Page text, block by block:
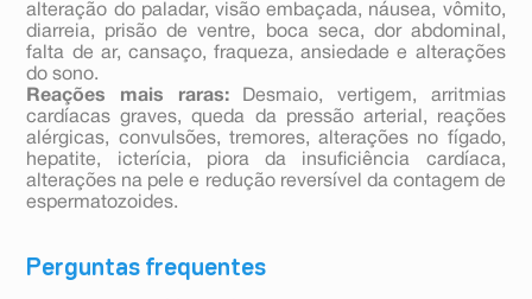
alteração do paladar, visão embaçada, náusea, vômito,
diarreia, prisão de ventre, boca seca, dor abdominal,
falta de ar, cansaço, fraqueza, ansiedade e alterações
do sono.
Reações mais raras:Desmaio, vertigem, arritmias
cardíacas graves, queda da pressão arterial, reações
alérgicas, convulsões, tremores, alterações no fígado,
hepatite, icterícia, piora da insuficiência cardíaca,
alterações na pele e redução reversível da contagem de
espermatozoides.
Perguntas frequentes